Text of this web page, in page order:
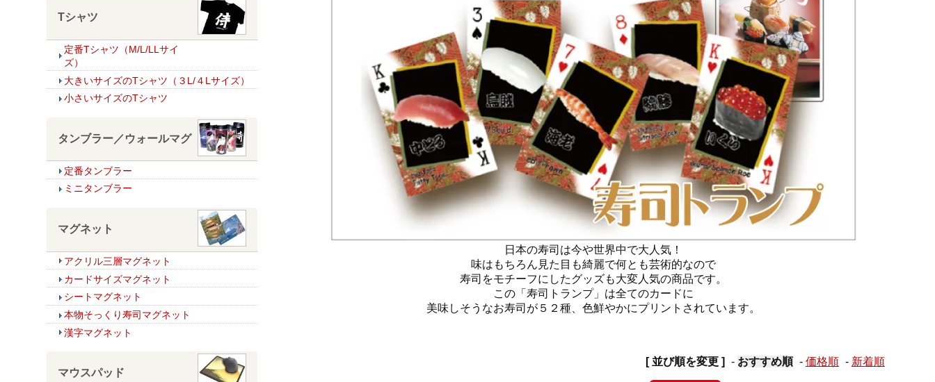
日本の寿司は今や世界中で大人気！
味はもちろん見た目も綺麗で何とも芸術的なので
寿司をモチーフにしたグッズも大変人気の商品です。
この「寿司トランプ」は全てのカードに
美味しそうなお寿司が５２種、色鮮やかにプリントされています。
[ 並び順を変更 ] - おすすめ順 - 価格順 - 新着順
Tシャツ
定番Tシャツ（M/L/LLサイ
ズ）
大きいサイズのTシャツ（３L/４Lサイズ）
小さいサイズのTシャツ
タンブラー／ウォールマグ
定番タンブラー
ミニタンブラー
マグネット
アクリル三層マグネット
カードサイズマグネット
シートマグネット
本物そっくり寿司マグネット
漢字マグネット
マウスパッド